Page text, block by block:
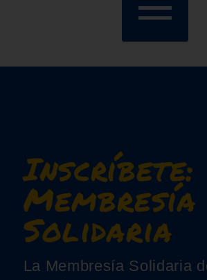
Inscríbete:
Membresía
Solidaria
La Membresía Solidaria